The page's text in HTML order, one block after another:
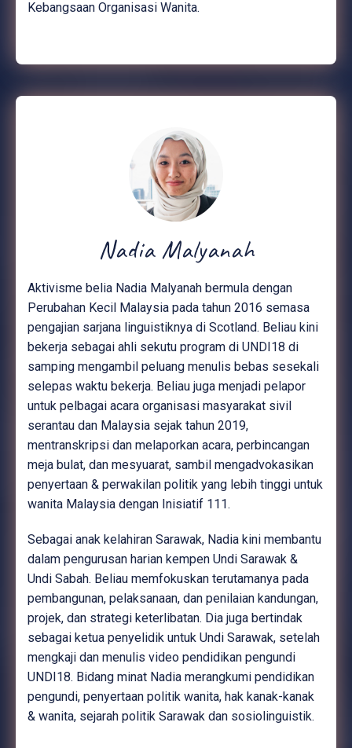
Kebangsaan Organisasi Wanita.
Nadia Malyanah
Aktivisme belia Nadia Malyanah bermula dengan
Perubahan Kecil Malaysia pada tahun 2016 semasa
pengajian sarjana linguistiknya di Scotland. Beliau kini
bekerja sebagai ahli sekutu program di UNDI18 di
samping mengambil peluang menulis bebas sesekali
selepas waktu bekerja. Beliau juga menjadi pelapor
untuk pelbagai acara organisasi masyarakat sivil
serantau dan Malaysia sejak tahun 2019,
mentranskripsi dan melaporkan acara, perbincangan
meja bulat, dan mesyuarat, sambil mengadvokasikan
penyertaan & perwakilan politik yang lebih tinggi untuk
wanita Malaysia dengan Inisiatif 111.
Sebagai anak kelahiran Sarawak, Nadia kini membantu
dalam pengurusan harian kempen Undi Sarawak &
Undi Sabah. Beliau memfokuskan terutamanya pada
pembangunan, pelaksanaan, dan penilaian kandungan,
projek, dan strategi keterlibatan. Dia juga bertindak
sebagai ketua penyelidik untuk Undi Sarawak, setelah
mengkaji dan menulis video pendidikan pengundi
UNDI18. Bidang minat Nadia merangkumi pendidikan
pengundi, penyertaan politik wanita, hak kanak-kanak
& wanita, sejarah politik Sarawak dan sosiolinguistik.